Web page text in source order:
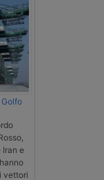
Iran e
vettori